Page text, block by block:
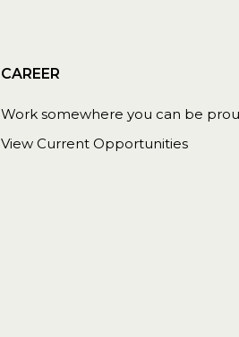
CAREER
Work somewhere you can be
View Current Opportunities